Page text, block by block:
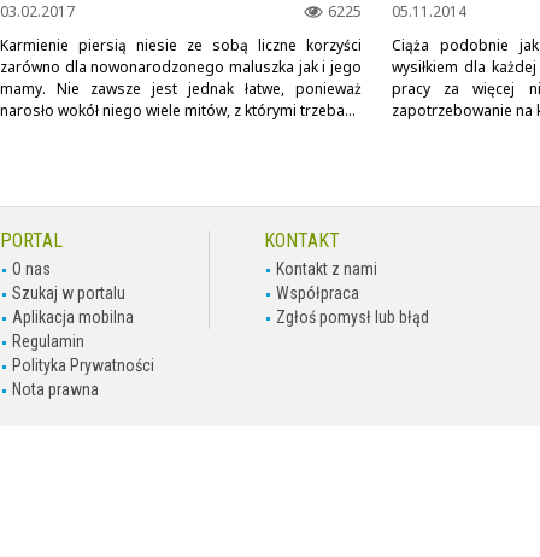
6225
03.02.2017
Karmienie piersią niesie ze sobą liczne korzyści
zarówno dla nowonarodzonego maluszka jak i jego
mamy. Nie zawsze jest jednak łatwe, ponieważ
narosło wokół niego wiele mitów, z którymi trzeba...
05.11.2014
Ciąża podobnie
wysiłkiem dla
pracy za więcej
zapotrzebowanie na
PORTAL
O nas
Szukaj w portalu
Aplikacja mobilna
Regulamin
Polityka Prywatności
Nota prawna
KONTAKT
Kontakt z nami
Współpraca
Zgłoś pomysł lub błąd